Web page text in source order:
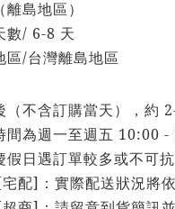
離島地區）
數/ 6-8 天
區/台灣離島地區
（不含訂購當天），約
間為週一至週五 10:00 -
假日遇訂單較多或不可
宅配] ：實際配送狀況將